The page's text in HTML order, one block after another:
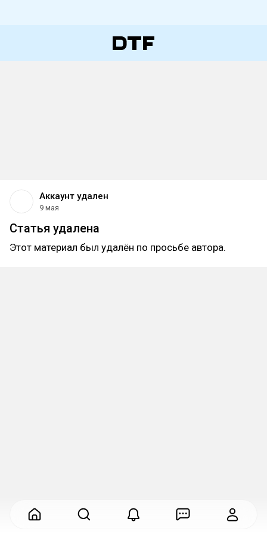
Аккаунт удален
9 мая
Статья удалена
Этот материал был удалён по просьбе автора.